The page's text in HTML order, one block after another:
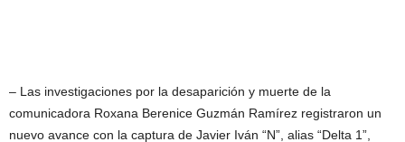
– Las investigaciones por la desaparición y muerte de la
comunicadora Roxana Berenice Guzmán Ramírez registraron un
nuevo avance con la captura de Javier Iván “N”, alias “Delta 1”,